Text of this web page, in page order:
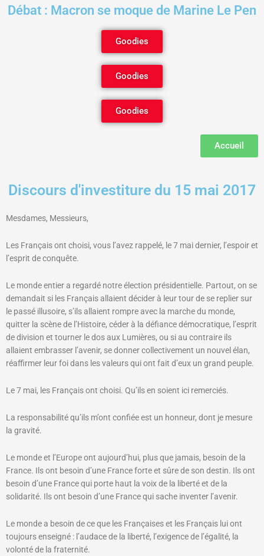
Débat : Macron se moque de Marine Le Pen
Goodies
Goodies
Goodies
Accueil
Discours d'investiture du 15 mai 2017
Mesdames, Messieurs,
Les Français ont choisi, vous l’avez rappelé, le 7 mai dernier, l’espoir et
l’esprit de conquête.
Le monde entier a regardé notre élection présidentielle. Partout, on se
demandait si les Français allaient décider à leur tour de se replier sur
le passé illusoire, s’ils allaient rompre avec la marche du monde,
quitter la scène de l’Histoire, céder à la défiance démocratique, l’esprit
de division et tourner le dos aux Lumières, ou si au contraire ils
allaient embrasser l’avenir, se donner collectivement un nouvel élan,
réaffirmer leur foi dans les valeurs qui ont fait d’eux un grand peuple.
Le 7 mai, les Français ont choisi. Qu’ils en soient ici remerciés.
La responsabilité qu’ils m’ont confiée est un honneur, dont je mesure
la gravité.
Le monde et l’Europe ont aujourd’hui, plus que jamais, besoin de la
France. Ils ont besoin d’une France forte et sûre de son destin. Ils ont
besoin d’une France qui porte haut la voix de la liberté et de la
solidarité. Ils ont besoin d’une France qui sache inventer l’avenir.
Le monde a besoin de ce que les Françaises et les Français lui ont
toujours enseigné : l’audace de la liberté, l’exigence de l’égalité, la
volonté de la fraternité.